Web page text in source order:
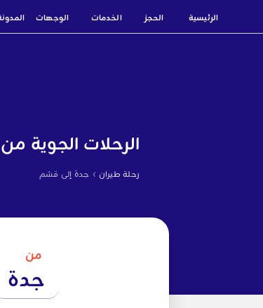
الرئيسية الحجز الخدمات الوجهات
الرحلات الجوية
رحلة طيران › جدة إلى قشم
من
جدة